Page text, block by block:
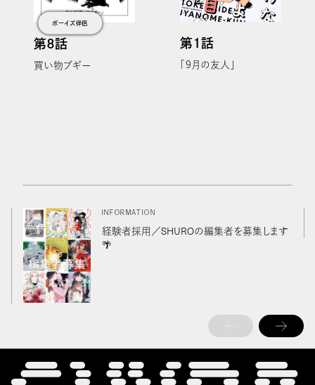
第８話
買い物ブギー
第１話
「９月の友人」
INFORMATION
経験者採用／SHUROの編集者を募集します
🌴
ボーイズ伴侶